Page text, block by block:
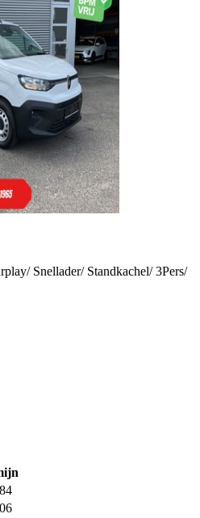
Snellader/ Standkachel/ 3Pers/